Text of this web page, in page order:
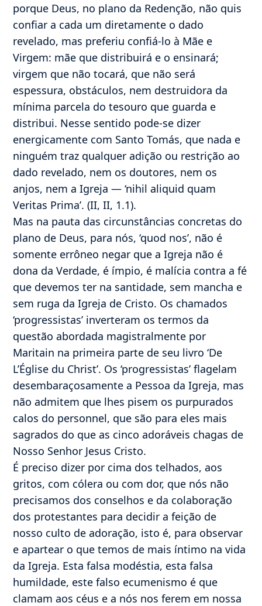
porque Deus, no plano da Redenção, não quis
confiar a cada um diretamente o dado
revelado, mas preferiu confiá-lo à Mãe e
Virgem: mãe que distribuirá e o ensinará;
virgem que não tocará, que não será
espessura, obstáculos, nem destruidora da
mínima parcela do tesouro que guarda e
distribui. Nesse sentido pode-se dizer
energicamente com Santo Tomás, que nada e
ninguém traz qualquer adição ou restrição ao
dado revelado, nem os doutores, nem os
anjos, nem a Igreja — ‘nihil aliquid quam
Veritas Prima’. (II, II, 1.1).
Mas na pauta das circunstâncias concretas do
plano de Deus, para nós, ‘quod nos’, não é
somente errôneo negar que a Igreja não é
dona da Verdade, é ímpio, é malícia contra a fé
que devemos ter na santidade, sem mancha e
sem ruga da Igreja de Cristo. Os chamados
‘progressistas’ inverteram os termos da
questão abordada magistralmente por
Maritain na primeira parte de seu livro ‘De
L’Église du Christ’. Os ‘progressistas’ flagelam
desembaraçosamente a Pessoa da Igreja, mas
não admitem que lhes pisem os purpurados
calos do personnel, que são para eles mais
sagrados do que as cinco adoráveis chagas de
Nosso Senhor Jesus Cristo.
É preciso dizer por cima dos telhados, aos
gritos, com cólera ou com dor, que nós não
precisamos dos conselhos e da colaboração
dos protestantes para decidir a feição de
nosso culto de adoração, isto é, para observar
e apartear o que temos de mais íntimo na vida
da Igreja. Esta falsa modéstia, esta falsa
humildade, este falso ecumenismo é que
clamam aos céus e a nós nos ferem em nossa